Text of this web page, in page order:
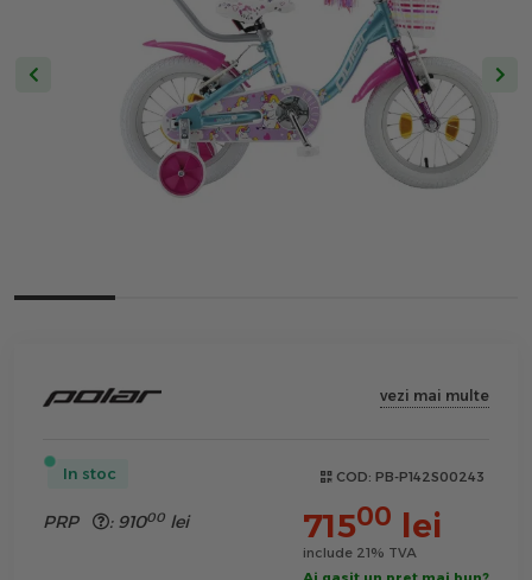
vezi mai multe
In stoc COD: PB-P142S00243
PRP : 91000 lei 71500 lei
include 21% TVA